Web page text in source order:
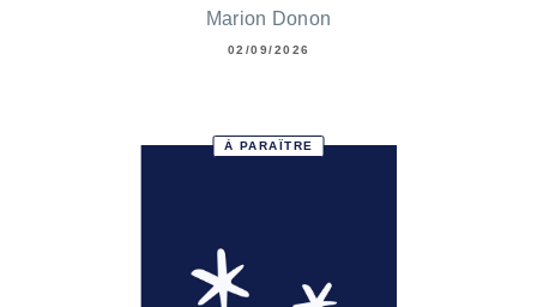
Marion Donon
02/09/2026
À PARAÎTRE